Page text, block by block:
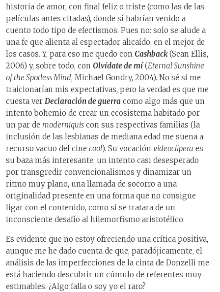
historia de amor, con final feliz o triste (como las de las
películas antes citadas), donde sí habrían venido a
cuento todo tipo de efectismos. Pues no: solo se alude a
una fe que alienta al espectador alicaído, en el mejor de
los casos. Y, para eso me quedo con Cashback(Sean Ellis,
2006) y, sobre todo, con Olvídate de mí(Eternal Sunshine
of the Spotless Mind, Michael Gondry, 2004). No sé si me
traicionarían mis expectativas, pero la verdad es que me
cuesta ver Declaración de guerra como algo más que un
intento bohemio de crear un ecosistema habitado por
un par de moderniquis con sus respectivas familias (la
inclusión de las lesbianas de mediana edad me suena a
recurso vacuo del cine cool). Su vocación videoclipera es
su baza más interesante, un intento casi desesperado
por transgredir convencionalismos y dinamizar un
ritmo muy plano, una llamada de socorro a una
originalidad presente en una forma que no consigue
ligar con el contenido, como si se tratara de un
inconsciente desafío al hilemorfismo aristotélico.
Es evidente que no estoy ofreciendo una crítica positiva,
aunque me he dado cuenta de que, paradójicamente, el
análisis de las imperfecciones de la cinta de Donzelli me
está haciendo descubrir un cúmulo de referentes muy
estimables. ¿Algo falla o soy yo el raro?